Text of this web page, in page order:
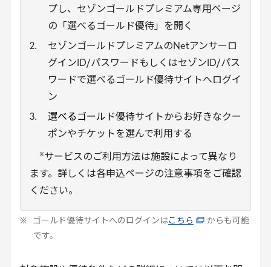
プし、セゾンゴールドプレミアム専用ページ
の「選べるゴールド優待」を開く
セゾンゴールドプレミアムのNetアンサーロ
グインID/パスワードもしくはセゾンID/パス
ワードで選べるゴールド優待サイトへログイ
ン
選べるゴール ド優待サイトからお好きなクー
ポンやチケットを選んで利用する
※サービスのご利用方法は施設によって異なり
ます。詳しくは各申込ページの注意事項をご確認
ください。
ゴールド優待サイトへのログインはこちら
からも可能
です。